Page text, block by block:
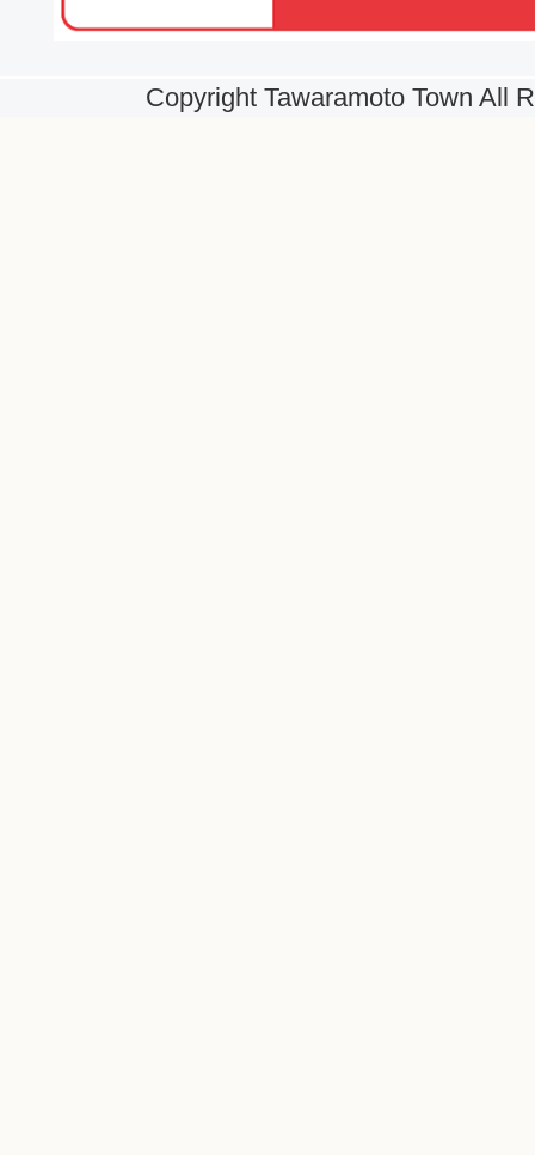
Copyright Tawaramoto Town All